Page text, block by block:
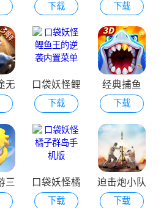
敌版
下载
机版
下载
无
口袋妖怪鲤
鱼王的逆袭
内置菜单
下载
经典捕鱼
下载
三
口袋妖怪橘
子群岛手机
下载
迫击炮小队
最新版
下载